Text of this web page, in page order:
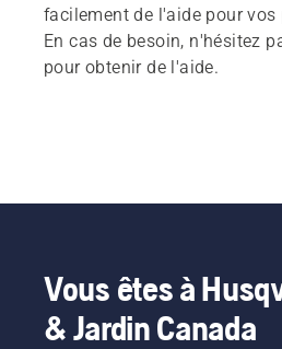
facilement de l'aide pour
En cas de besoin, n'hésitez
pour obtenir de l'aide.
Vous êtes à
& Jardin Canada